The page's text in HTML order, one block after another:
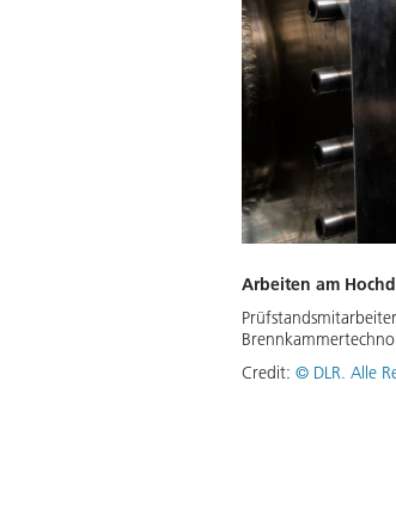
Arbeiten am
Credit: © DLR. Alle